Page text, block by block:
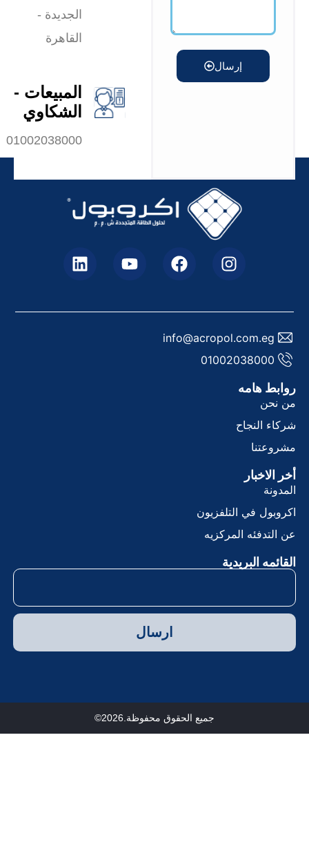
إرسال
الجديدة -
القاهرة
المبيعات -
الشكاوي
01002038000
info@acropol.com.eg
01002038000
هامه
نحن
النجاح
الاخبار
في التلفزيون
التدفئه المركزيه
البريدية
ارسال
جميع الحقوق محفوظة.2026©